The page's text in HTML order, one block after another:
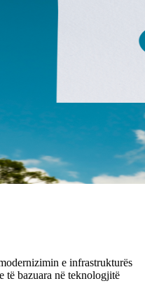
e infrastrukturës
të bazuara në teknologjitë